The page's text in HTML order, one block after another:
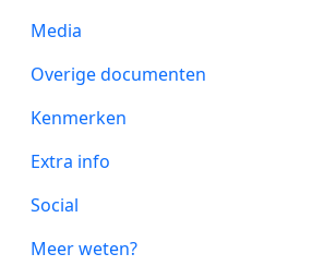
Media
Overige documenten
Kenmerken
Extra info
Social
Meer weten?